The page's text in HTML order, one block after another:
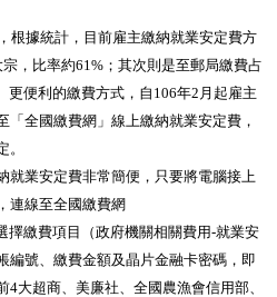
根據統計，目前雇主繳納就業安定費方
，比率約61% ；其次則是至郵局繳費占
更便利的繳費方式，自 106年2 月起雇主
「全國繳費網」線上繳納就業安定費，
。
就業安定費非常簡便，只要將電腦接上
連線至全國繳費網
擇繳費項目（政府機關相關費用-就業安
編號、繳費金額及晶片金融卡密碼，即
4大超商、美廉社、全國農漁會信用部、